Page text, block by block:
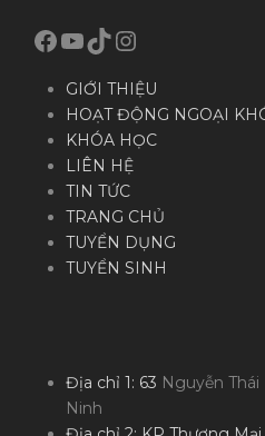
Facebook YouTube TikTok Instagram
GIỚI THIỆU
HOẠT ĐỘNG NGOẠI
KHÓA HỌC
LIÊN HỆ
TIN TỨC
TRANG CHỦ
TUYỂN DỤNG
TUYỂN SINH
Địa chỉ 1: 63 Nguyễn Thái
Ninh